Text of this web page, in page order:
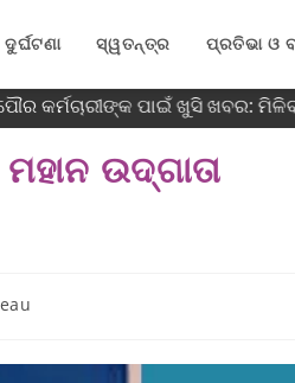
ସ୍ୱତନ୍ତ୍ର ପ୍ରତିଭା ଓ
କର୍ମଚାରୀଙ୍କ ପାଇଁ ଖୁସି ଖବର:
ଉଦ୍‌ଗାତା